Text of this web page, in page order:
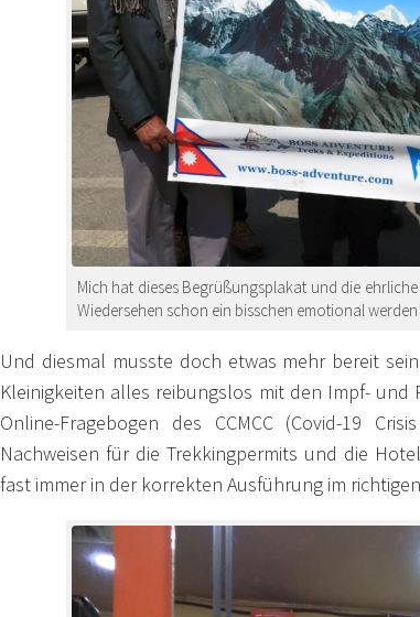
Mich hat dieses Begrüßungsplakat und die
Wiedersehen schon ein bisschen emotional werden
Und diesmal musste doch etwas mehr bereit
Kleinigkeiten alles reibungslos mit den Impf- und
Online-Fragebogen des CCMCC (Covid-19
Nachweisen für die Trekkingpermits und die
fast immer in der korrekten Ausführung im